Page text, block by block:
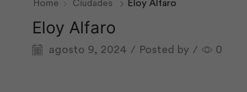
Home Ciudades Eloy Alfaro
Eloy Alfaro
agosto 9, 2024 / Posted by / 0